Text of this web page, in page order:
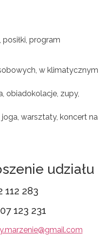
posiłki, program
w klimatycznym
obiadokolacje, zupy,
warsztaty, koncert na
udziału
112 283
123 231